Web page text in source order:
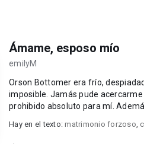
Ámame, esposo mío
emilyM
Orson Bottomer era frío,
imposible. Jamás pude acercarme a él, pues la rivalidad de nuestras familias lo convertía en un
Hay en el texto:matrimonio forzoso,